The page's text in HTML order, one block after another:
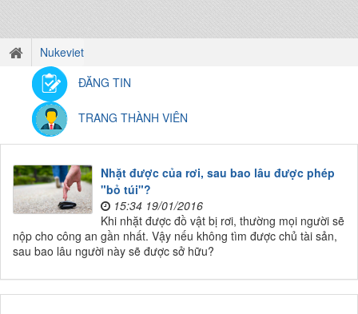
Nukeviet
ĐĂNG TIN
TRANG THÀNH VIÊN
Nhặt được của rơi, sau bao lâu được phép
"bỏ túi"?
15:34 19/01/2016
Khi nhặt được đồ vật bị rơi, thường mọi người sẽ
nộp cho công an gần nhất. Vậy nếu không tìm được chủ tài sản,
sau bao lâu người này sẽ được sở hữu?